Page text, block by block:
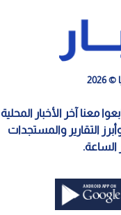
معنا آخر الأخبار المحلية
التقارير والمستجدات
الساعة.